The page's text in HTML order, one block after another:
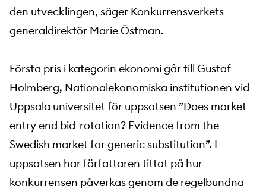
den utvecklingen, säger Konkurrensverkets
generaldirektör Marie Östman.
Första pris i kategorin ekonomi går till Gustaf
Holmberg, Nationalekonomiska institutionen vid
Uppsala universitet för uppsatsen ”Does market
entry end bid-rotation? Evidence from the
Swedish market for generic substitution”. I
uppsatsen har författaren tittat på hur
konkurrensen påverkas genom de regelbundna